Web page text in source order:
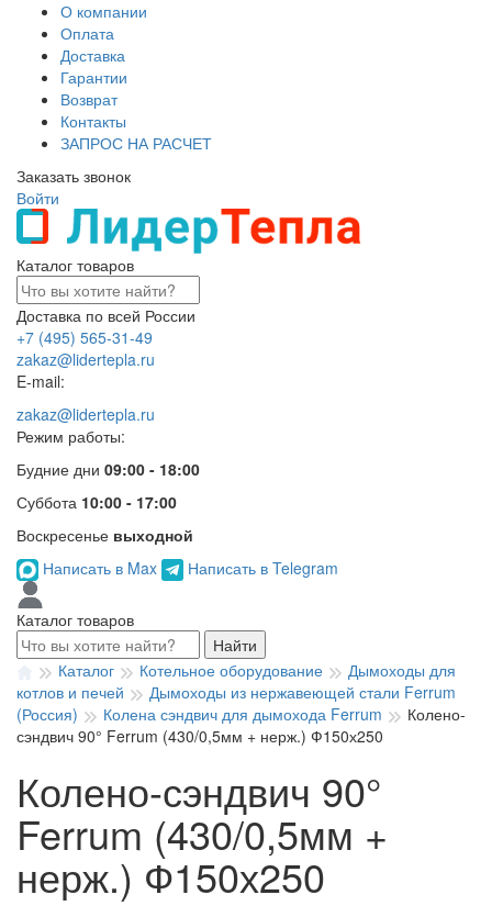
О компании
Оплата
Доставка
Гарантии
Возврат
Контакты
ЗАПРОС НА РАСЧЕТ
Заказать звонок
Войти
Каталог товаров
Доставка по всей России
+7 (495) 565-31-49
zakaz@lidertepla.ru
E-mail:
zakaz@lidertepla.ru
Режим работы:
Будние дни 09:00 - 18:00
Суббота 10:00 - 17:00
Воскресенье выходной
Написать в Max
Написать в Telegram
Каталог товаров
Найти
Каталог
Котельное оборудование
Дымоходы для
котлов и печей
Дымоходы из нержавеющей стали Ferrum
(Россия)
Колена сэндвич для дымохода Ferrum
Колено-
сэндвич 90° Ferrum (430/0,5мм + нерж.) Ф150х250
Колено-сэндвич 90°
Ferrum (430/0,5мм +
нерж.) Ф150х250